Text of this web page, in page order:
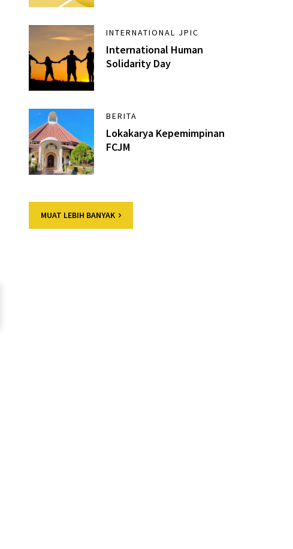
INTERNATIONAL JPIC
International Human
Solidarity Day
BERITA
Lokakarya Kepemimpinan
FCJM
MUAT LEBIH BANYAK